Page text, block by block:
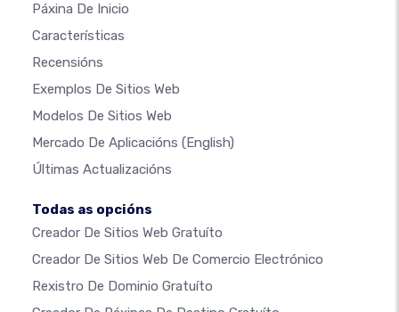
Páxina De Inicio
Características
Recensións
Exemplos De Sitios Web
Modelos De Sitios Web
Mercado De Aplicacións (English)
Últimas Actualizacións
Todas as opcións
Creador De Sitios Web Gratuíto
Creador De Sitios Web De Comercio Electrónico
Rexistro De Dominio Gratuíto